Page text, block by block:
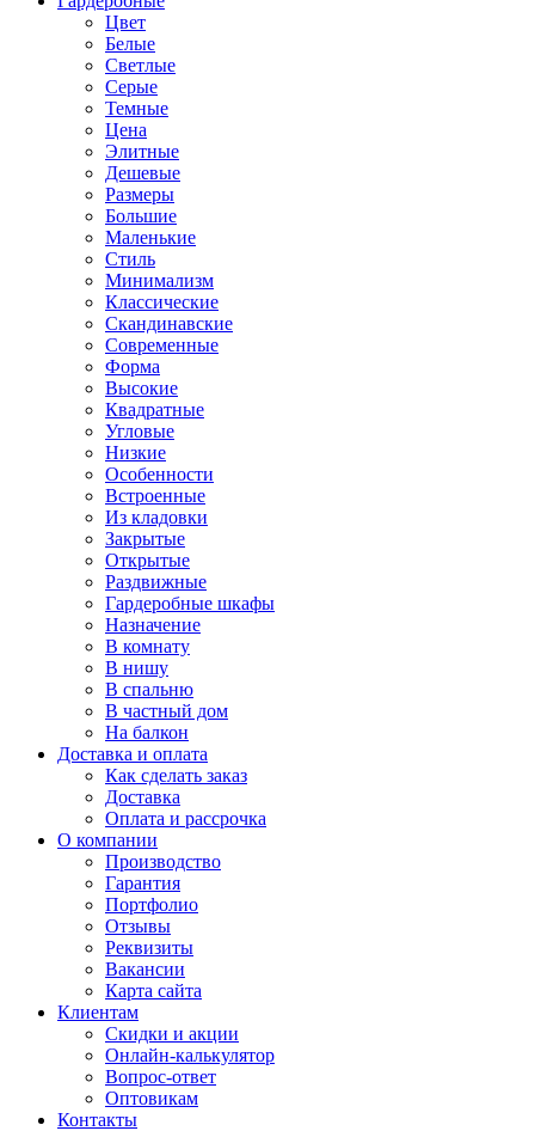
Цвет
Белые
Светлые
Серые
Темные
Цена
Элитные
Дешевые
Размеры
Большие
Маленькие
Стиль
Минимализм
Классические
Скандинавские
Современные
Форма
Высокие
Квадратные
Угловые
Низкие
Особенности
Встроенные
Из кладовки
Закрытые
Открытые
Раздвижные
Гардеробные шкафы
Назначение
В комнату
В нишу
В спальню
В частный дом
На балкон
Доставка и оплата
Как сделать заказ
Доставка
Оплата и рассрочка
О компании
Производство
Гарантия
Портфолио
Отзывы
Реквизиты
Вакансии
Карта сайта
Клиентам
Скидки и акции
Онлайн-калькулятор
Вопрос-ответ
Оптовикам
Контакты